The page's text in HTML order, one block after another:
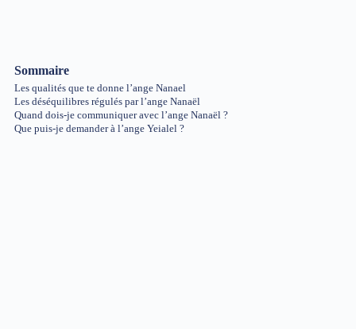
Sommaire
Les qualités que te donne l’ange Nanael
Les déséquilibres régulés par l’ange Nanaël
Quand dois-je communiquer avec l’ange Nanaël ?
Que puis-je demander à l’ange Yeialel ?